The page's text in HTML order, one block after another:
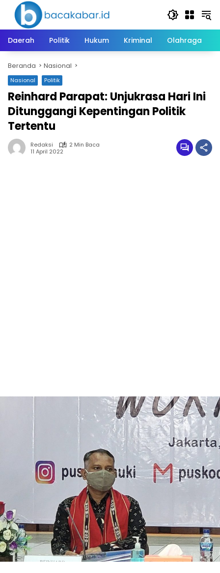
Langsung
konten
Daerah
Politik Hukum Kriminal Olahraga
Beranda Nasional
Nasional Politik
Reinhard Parapat: Unjukrasa Hari Ini
Ditunggangi Kepentingan Politik
Tertentu
Redaksi
2 Min Baca
11 April 2022